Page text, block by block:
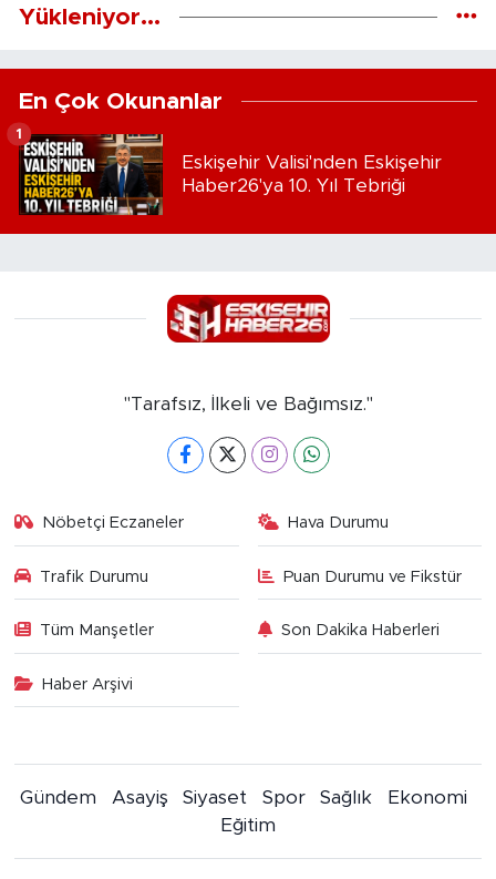
Yükleniyor...
En Çok Okunanlar
Eskişehir Valisi'nden Eskişehir
Haber26'ya 10. Yıl Tebriği
1
"Tarafsız, İlkeli ve Bağımsız."
Nöbetçi Eczaneler Hava Durumu
Trafik Durumu Puan Durumu ve Fikstür
Tüm Manşetler Son Dakika Haberleri
Haber Arşivi
Gündem Asayiş Siyaset Spor Sağlık
Ekonomi
Eğitim